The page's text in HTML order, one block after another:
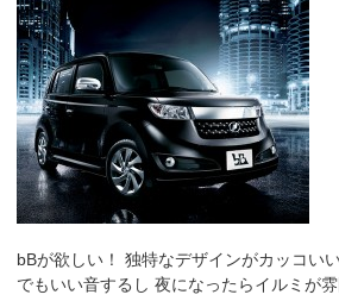
bBが欲しい！ 独特なデザインがカッコい
でもいい音するし 夜になったらイルミが